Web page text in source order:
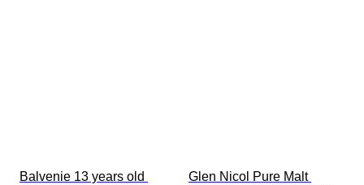
Balvenie 13 years old
Glen Nicol Pure Malt